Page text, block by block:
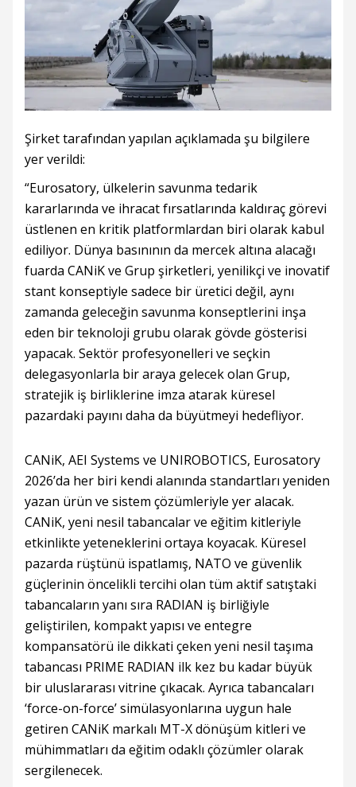
Şirket tarafından yapılan açıklamada şu bilgilere
yer verildi:
“Eurosatory, ülkelerin savunma tedarik
kararlarında ve ihracat fırsatlarında kaldıraç görevi
üstlenen en kritik platformlardan biri olarak kabul
ediliyor. Dünya basınının da mercek altına alacağı
fuarda CANiK ve Grup şirketleri, yenilikçi ve inovatif
stant konseptiyle sadece bir üretici değil, aynı
zamanda geleceğin savunma konseptlerini inşa
eden bir teknoloji grubu olarak gövde gösterisi
yapacak. Sektör profesyonelleri ve seçkin
delegasyonlarla bir araya gelecek olan Grup,
stratejik iş birliklerine imza atarak küresel
pazardaki payını daha da büyütmeyi hedefliyor.
CANiK, AEI Systems ve UNIROBOTICS, Eurosatory
2026’da her biri kendi alanında standartları yeniden
yazan ürün ve sistem çözümleriyle yer alacak.
CANiK, yeni nesil tabancalar ve eğitim kitleriyle
etkinlikte yeteneklerini ortaya koyacak. Küresel
pazarda rüştünü ispatlamış, NATO ve güvenlik
güçlerinin öncelikli tercihi olan tüm aktif satıştaki
tabancaların yanı sıra RADIAN iş birliğiyle
geliştirilen, kompakt yapısı ve entegre
kompansatörü ile dikkati çeken yeni nesil taşıma
tabancası PRIME RADIAN ilk kez bu kadar büyük
bir uluslararası vitrine çıkacak. Ayrıca tabancaları
‘force-on-force’ simülasyonlarına uygun hale
getiren CANiK markalı MT-X dönüşüm kitleri ve
mühimmatları da eğitim odaklı çözümler olarak
sergilenecek.